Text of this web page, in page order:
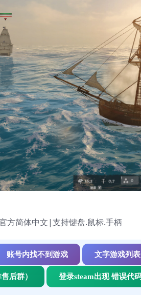
方简体中文|支持键盘.鼠标.手柄
账号内找不到游戏 文字游戏列表
后群） 登录steam出现 错误代